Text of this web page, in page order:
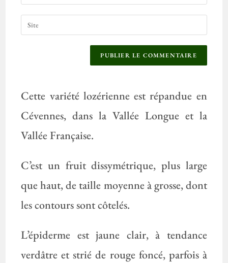
Cette variété lozérienne est répandue en
Cévennes, dans la Vallée Longue et la
Vallée Française.
C’est un fruit dissymétrique, plus large
que haut, de taille moyenne à grosse, dont
les contours sont côtelés.
L’épiderme est jaune clair, à tendance
verdâtre et strié de rouge foncé, parfois à